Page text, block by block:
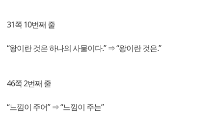
31쪽 10번째 줄
“왕이란 것은 하나의 사물이다.” ⇒ “왕이란 것은.”
46쪽 2번째 줄
“느낌이 주어” ⇒ “느낌이 주는”